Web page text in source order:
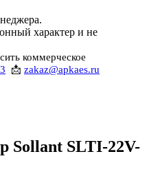
характер и не
коммерческое
📩 zakaz@apkaes.ru
Sollant SLTI-22V-